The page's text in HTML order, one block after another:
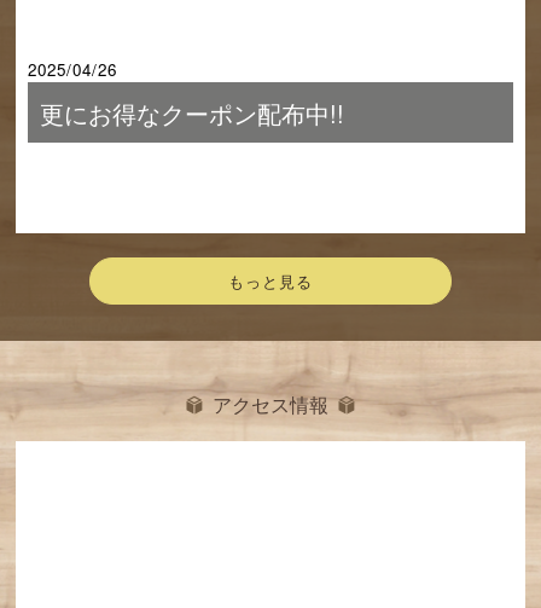
2025/04/26
更にお得なクーポン配布中!!
もっと見る
アクセス情報